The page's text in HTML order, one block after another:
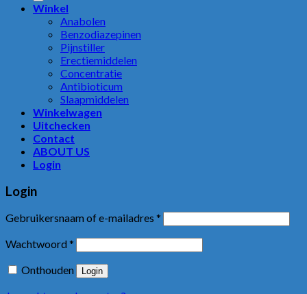
Winkel
Anabolen
Benzodiazepinen
Pijnstiller
Erectiemiddelen
Concentratie
Antibioticum
Slaapmiddelen
Winkelwagen
Uitchecken
Contact
ABOUT US
Login
Login
Gebruikersnaam of e-mailadres *
Wachtwoord*
Onthouden
Login